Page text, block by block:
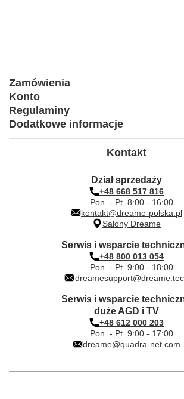
Zamówienia
Konto
Regulaminy
Dodatkowe informacje
Kontakt
Dział sprzedaży
+48 668 517 816
Pon. - Pt. 8:00 - 16:00
kontakt@dreame-polska.pl
Salony Dreame
Serwis i wsparcie
+48 800 013 054
Pon. - Pt. 9:00 - 18:00
Serwis i wsparcie
duże AGD i TV
+48 612 000 203
Pon. - Pt. 9:00 - 17:00
dreame@quadra-net.com